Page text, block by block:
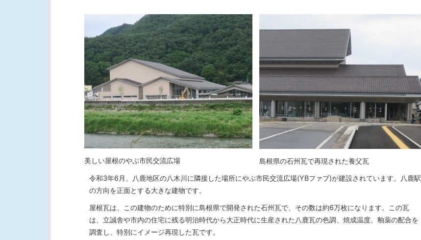
美しい屋根のやぶ市民交流広場 島根県の石州瓦で再現された養父瓦
令和3年6月、八鹿地区の八木川に隣接した場所にやぶ市民交流広場(YBファブ)が建設されています。八鹿駅
の方向を正面とする大きな建物です。
屋根瓦は、この建物のために特別に島根県で開発された石州瓦で、その数は約6万枚になります。この瓦
は、立誠舎や市内の住宅に残る明治時代から大正時代に生産された八鹿瓦の色調、焼成温度、釉薬の配合を
調査し、特別にイメージ再現した瓦です。